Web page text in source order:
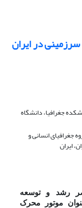
در ایران
جغرافیا، دانشگاه
جغرافیای انسانی و
ایران
رشد و توسعه
موتور محرک